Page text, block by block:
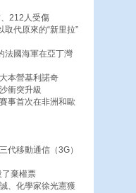
212人受傷
代原來的“新里拉”
法國海軍在亞丁灣
本營基利諾奇
衝突升級
事首次在非洲和歐
代移動通信（3G）
棄權票
、化學家徐光憲獲